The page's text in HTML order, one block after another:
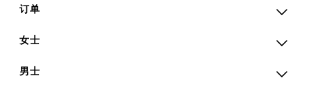
订单
女士
男士